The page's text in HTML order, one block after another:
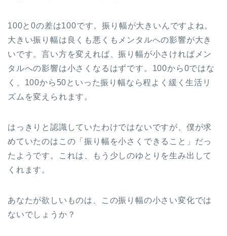
100と0の差は100です。振り幅が大きいんですよね。
大きい振り幅は良くも悪くもメンタルへの影響が大き
いです。言い方を変えれば、振り幅が小さければメン
タルへの影響は小さくなるはずです。100から0ではな
く、100から50といった振り幅なら程よく緩く生活リ
ズムを変えられます。
はっきりと認識していたわけではないですが、僕が求
めていたのはこの「振り幅を小さくできること」だっ
たようです。これは、もう少しのゆとりを生み出して
くれます。
あなたが欲しいものは、この振り幅の小さい変化では
ないでしょうか？